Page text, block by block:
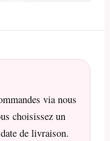
via nous
choisissez un
de livraison.